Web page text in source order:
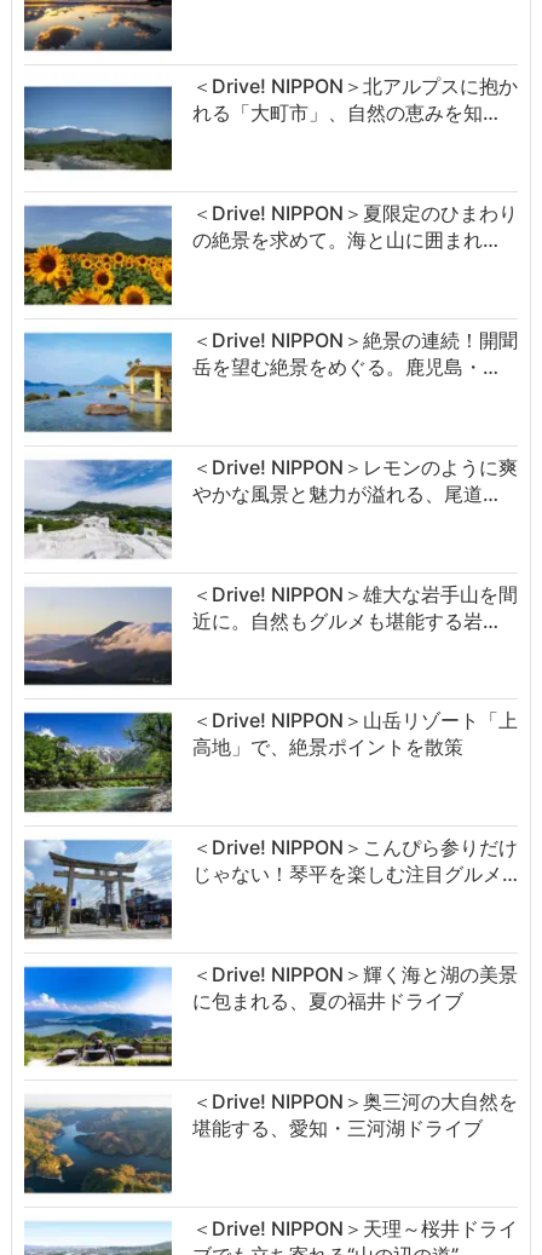
＜Drive! NIPPON＞北アルプスに抱か
れる「大町市」、自然の恵みを知…
＜Drive! NIPPON＞夏限定のひまわり
の絶景を求めて。海と山に囲まれ…
＜Drive! NIPPON＞絶景の連続！開聞
岳を望む絶景をめぐる。鹿児島・…
＜Drive! NIPPON＞レモンのように爽
やかな風景と魅力が溢れる、尾道…
＜Drive! NIPPON＞雄大な岩手山を間
近に。自然もグルメも堪能する岩…
＜Drive! NIPPON＞山岳リゾート「上
高地」で、絶景ポイントを散策
＜Drive! NIPPON＞こんぴら参りだけ
じゃない！琴平を楽しむ注目グルメ…
＜Drive! NIPPON＞輝く海と湖の美景
に包まれる、夏の福井ドライブ
＜Drive! NIPPON＞奥三河の大自然を
堪能する、愛知・三河湖ドライブ
＜Drive! NIPPON＞天理～桜井ドライ